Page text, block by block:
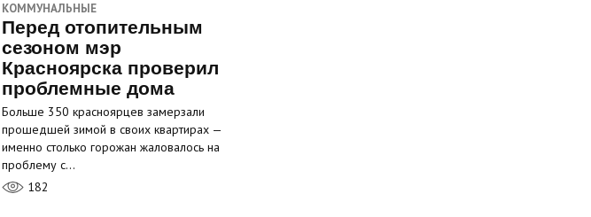
КОММУНАЛЬНЫЕ
Перед отопительным
сезоном мэр
Красноярска проверил
проблемные дома
Больше 350 красноярцев замерзали
прошедшей зимой в своих квартирах —
именно столько горожан жаловалось на
проблему с…
182